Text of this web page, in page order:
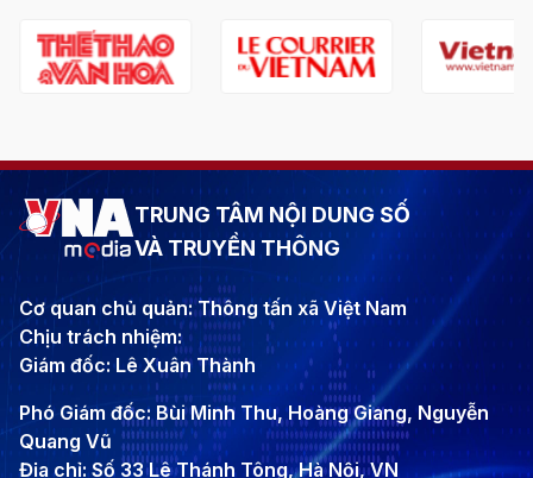
TRUNG TÂM NỘI DUNG SỐ
VÀ TRUYỀN THÔNG
Cơ quan chủ quản: Thông tấn xã Việt Nam
Chịu trách nhiệm:
Giám đốc: Lê Xuân Thành
Phó Giám đốc: Bùi Minh Thu, Hoàng Giang, Nguyễn
Quang Vũ
Địa chỉ: Số 33 Lê Thánh Tông, Hà Nội, VN